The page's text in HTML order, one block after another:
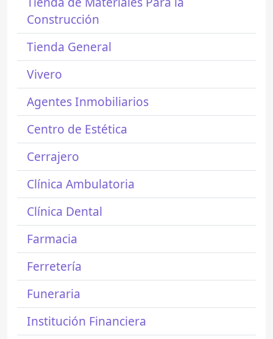
Construcción
Tienda General
Vivero
Agentes Inmobiliarios
Centro de Estética
Cerrajero
Clínica Ambulatoria
Clínica Dental
Farmacia
Ferretería
Funeraria
Institución Financiera